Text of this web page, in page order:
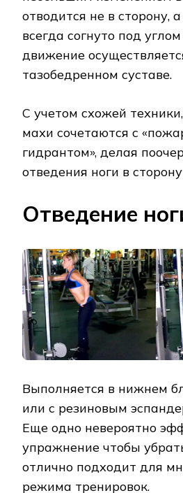
отводится не в сторону,
всегда согнуто под
движение
тазобедренном суставе.
С учетом схожей
махи сочетаются с
гидрантом», делая
отведения ноги в
Отведение
Выполняется в нижнем
или с резиновым
Еще одно невероятно
упражнение чтобы
отлично подходит для
режима тренировок.